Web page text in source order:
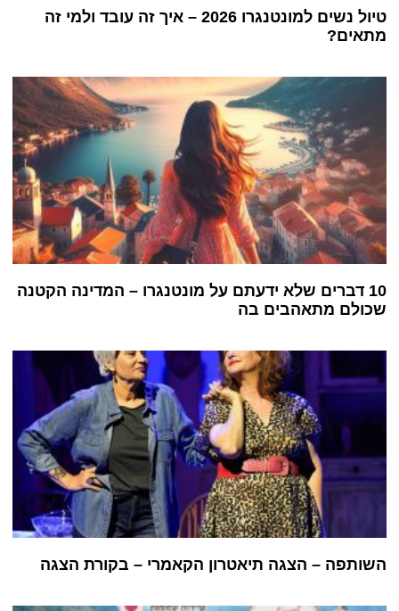
טיול נשים למונטנגרו 2026 – איך זה עובד ולמי זה
מתאים?
10 דברים שלא ידעתם על מונטנגרו – המדינה הקטנה
שכולם מתאהבים בה
השותפה – הצגה תיאטרון הקאמרי – בקורת הצגה